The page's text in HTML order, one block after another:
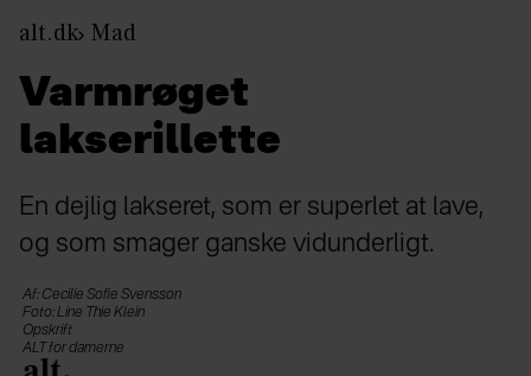
alt.dk Mad
Varmrøget
lakserillette
En dejlig lakseret, som er superlet at lave,
og som smager ganske vidunderligt.
Af: Cecilie Sofie Svensson
Foto: Line Thie Klein
Opskrift
ALT for damerne